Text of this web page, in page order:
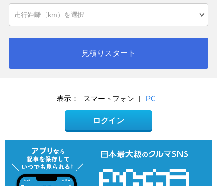
見積りスタート
表示： スマートフォン | PC
ログイン